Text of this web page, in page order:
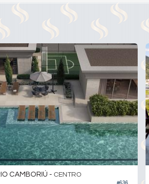
#636
CAMBORIÚ - CENTRO